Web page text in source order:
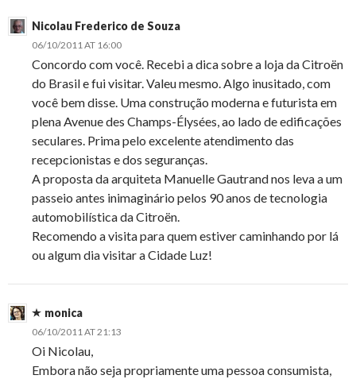
Nicolau Frederico de Souza
06/10/2011 AT 16:00
Concordo com você. Recebi a dica sobre a loja da Citroën
do Brasil e fui visitar. Valeu mesmo. Algo inusitado, com
você bem disse. Uma construção moderna e futurista em
plena Avenue des Champs-Élysées, ao lado de edificações
seculares. Prima pelo excelente atendimento das
recepcionistas e dos seguranças.
A proposta da arquiteta Manuelle Gautrand nos leva a um
passeio antes inimaginário pelos 90 anos de tecnologia
automobilística da Citroën.
Recomendo a visita para quem estiver caminhando por lá
ou algum dia visitar a Cidade Luz!
monica
06/10/2011 AT 21:13
Oi Nicolau,
Embora não seja propriamente uma pessoa consumista,